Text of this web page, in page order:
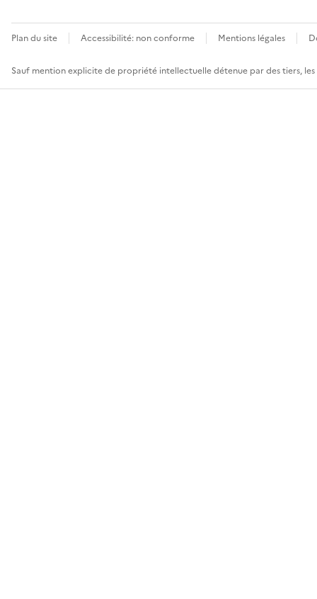
Plan du site Accessibilité: non conforme Mentions légales
Sauf mention explicite de propriété intellectuelle détenue par des tiers,